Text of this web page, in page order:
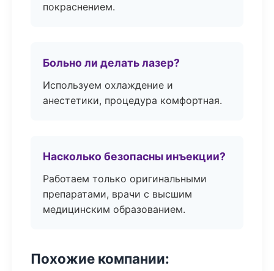
покраснением.
Больно ли делать лазер?
Используем охлаждение и
анестетики, процедура комфортная.
Насколько безопасны инъекции?
Работаем только оригинальными
препаратами, врачи с высшим
медицинским образованием.
Похожие компании: